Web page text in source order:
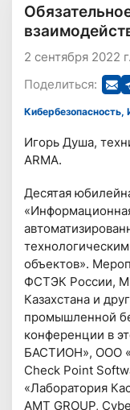
2 сентября 2022 г.
Поделиться:
Игорь Душа,
ARMA.
Десятая
объектов».
ФСТЭК России,
Казахстана и
промышленной
конференции в
БАСТИОН», ООО
Check Point
«Лаборатория
AMT GROUP,